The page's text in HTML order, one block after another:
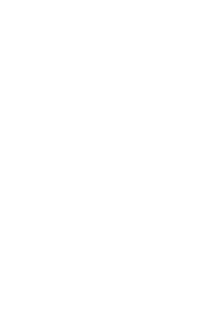
Haldemer